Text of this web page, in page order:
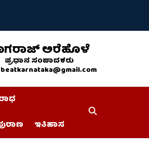
ಅರೆಹೊಳೆ
ಪ್ರಧಾನ ಸಂಪಾದಕರು
ಇತಿಹಾಸ